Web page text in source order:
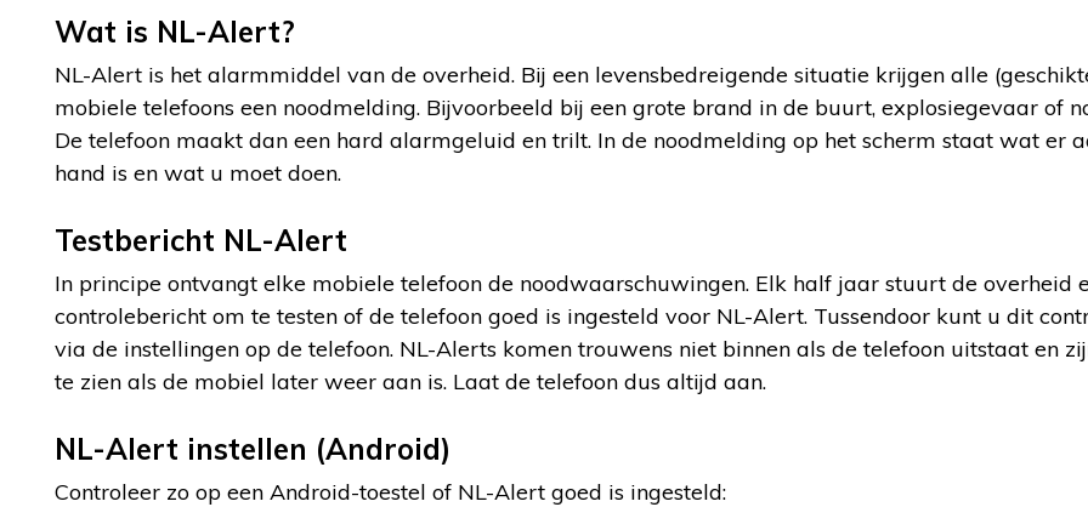
Wat is NL-Alert?
NL-Alert is het alarmmiddel van de overheid. Bij een levensbedreigende situatie krijgen alle
mobiele telefoons een noodmelding. Bijvoorbeeld bij een grote brand in de buurt, explosiegevaar of
De telefoon maakt dan een hard alarmgeluid en trilt. In de noodmelding op het scherm staat wat er
hand is en wat u moet doen.
Testbericht NL-Alert
In principe ontvangt elke mobiele telefoon de noodwaarschuwingen. Elk half jaar stuurt de overheid
controlebericht om te testen of de telefoon goed is ingesteld voor NL-Alert. Tussendoor kunt u dit
via de instellingen op de telefoon. NL-Alerts komen trouwens niet binnen als de telefoon uitstaat en
te zien als de mobiel later weer aan is. Laat de telefoon dus altijd aan.
NL-Alert instellen (Android)
Controleer zo op een Android-toestel of NL-Alert goed is ingesteld: